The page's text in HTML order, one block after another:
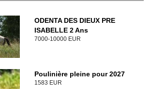
ODENTA DES DIEUX PRE
ISABELLE 2 Ans
7000-10000 EUR
Poulinière pleine pour 2027
1583 EUR